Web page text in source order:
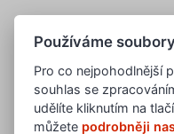
Používáme
Pro co nejpohodlnější
souhlas se
udělíte kliknutím na
můžete podrobněji